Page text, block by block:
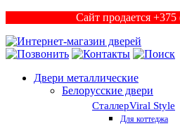
Сайт продается
Двери металлические
Белорусские двери
СталлерViral Style
Для коттеджа